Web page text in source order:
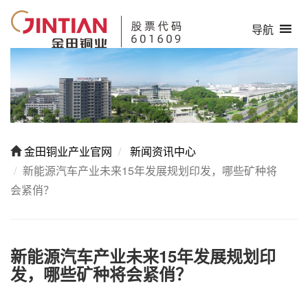
导航
金田铜业产业官网
新闻资讯中心
新能源汽车产业未来15年发展规划印发，哪些矿种将
会紧俏？
新能源汽车产业未来15年发展规划印
发，哪些矿种将会紧俏？